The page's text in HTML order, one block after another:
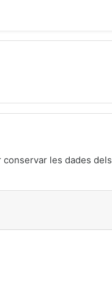
les dades